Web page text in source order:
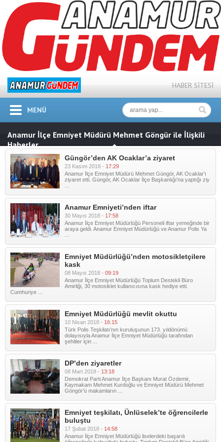
HABER SİTESİ
MENÜ
Anamur İlçe Emniyet Müdürü Mehmet Göngür ile İlişkili
Haberler
Güngör’den AK Ocaklar’a ziyaret
23 Kasım 2018 - 17:29
Anamur İlçe Emniyet Müdürü Mehmet Güngör, AK Ocaklar'ı
ziyaret etti. Güngör, AK Ocaklar İlçe Başkanlığı'na yaptığı ziy
Anamur Emniyeti’nden iftar
30 Mayıs 2018 - 17:58
Anamur İlçe Emniyet Müdürlüğü Personeli iftar yemeğinde bir
araya geldi. Anamur Emniyet Müdürlüğü ve Anamur Polis Ya
Emniyet Müdürlüğü’nden motosikletçilere
kask
08 Mayıs 2018 - 09:19
Anamur İlçe Emniyet Müdürlüğü Toplum Destekli Büro
Amirliği, 30 motosiklet kullanıcısına kask hediye etti.
Cumhuriye ...
Emniyet Müdürlüğü mevlit okuttu
10 Nisan 2018 - 16:15
Türk Polis Teşkilatı’nın kuruluşunun 173. yıldönümü
dolayısıyla Anamur İlçe Emniyet Müdürlüğü tarafından
şehitler için ...
DP’den ziyaretler
08 Mart 2018 - 13:18
Demokrat Parti Anamur İlçe Başkanı Murat Özdemir,
Kaymakam Mehmet Kurdoğlu ve Emniyet Müdürü Mehmet
Göngör’ü makamların ...
Emniyet teşkilatı, Ünlüselek’te öğrencilerle
buluştu
17 Şubat 2018 - 14:58
Anamur İlçe Emniyet Müdürlüğü liselerdeki başarılı